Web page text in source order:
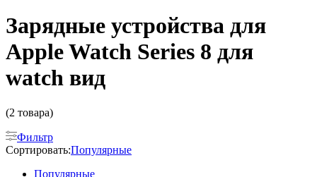
Зарядные устройства для
Apple Watch Series 8 для
watch вид
(2 товара)
Фильтр
Сортировать:Популярные
Популярные